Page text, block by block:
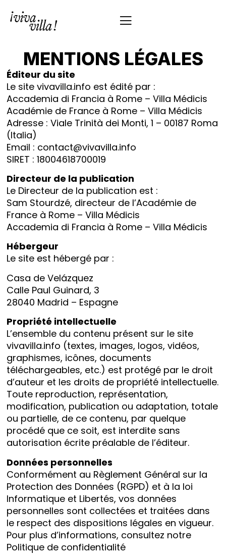
MENTIONS LÉGALES
Éditeur du site
Le site vivavilla.info est édité par :
Accademia di Francia à Rome – Villa Médicis
Académie de France à Rome – Villa Médicis
Adresse : Viale Trinità dei Monti, 1 – 00187 Roma
(Italia)
Email : contact@vivavilla.info
SIRET : 18004618700019
Directeur de la publication
Le Directeur de la publication est :
Sam Stourdzé, directeur de l’Académie de
France à Rome – Villa Médicis
Accademia di Francia à Rome – Villa Médicis
Hébergeur
Le site est hébergé par :
Casa de Velázquez
Calle Paul Guinard, 3
28040 Madrid – Espagne
Propriété intellectuelle
L’ensemble du contenu présent sur le site
vivavilla.info (textes, images, logos, vidéos,
graphismes, icônes, documents
téléchargeables, etc.) est protégé par le droit
d’auteur et les droits de propriété intellectuelle.
Toute reproduction, représentation,
modification, publication ou adaptation, totale
ou partielle, de ce contenu, par quelque
procédé que ce soit, est interdite sans
autorisation écrite préalable de l’éditeur.
Données personnelles
Conformément au Règlement Général sur la
Protection des Données (RGPD) et à la loi
Informatique et Libertés, vos données
personnelles sont collectées et traitées dans
le respect des dispositions légales en vigueur.
Pour plus d’informations, consultez notre
Politique de confidentialité